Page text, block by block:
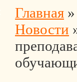
Главная
Новости